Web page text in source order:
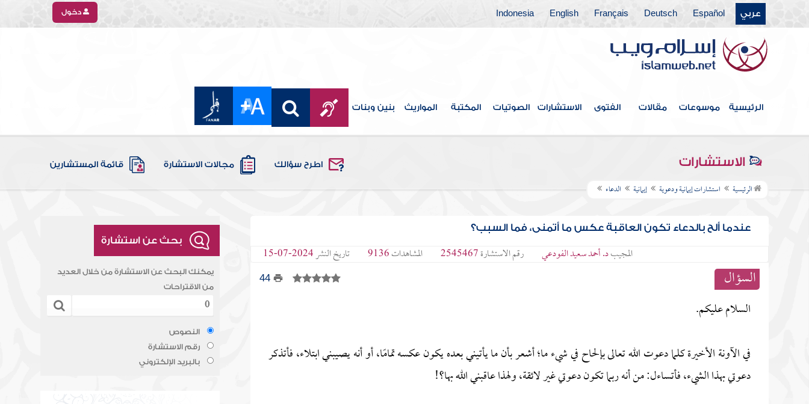
عربي Español
Deutsch
Français
English
Indonesia دخول
الرئيسية موسوعات مقالات الفتوى الاستشارات الصوتيات المكتبة المواريث بنين وبنات
الاستشارات اطرح سؤالك مجالات الاستشارة قائمة المستشارين
الرئيسية استشارات إيمانية ودعوية إيمانية الدعاء
عندما ألح بالدعاء تكون العاقبة عكس ما أتمنى، فما السبب؟
المجيبد. أحمد سعيد الفودعي رقم الاستشارة2545467 المشاهدات9136 تاريخ النشر2024-07-15
السؤال 44
السلام عليكم.
في الآونة الأخيرة كلما دعوت الله تعالى بإلحاح في شيء ما؛ أشعر بأن ما يأتيني بعده يكون عكسه تمامًا، أو أنه يصيبني ابتلاء، فأتذكر
دعوتي بهذا الشيء، فأتساءل: من أنه ربما تكون دعوتي غير لائقة، ولهذا عاقبني الله بها؟!
بحث عن استشارة
يمكنك البحث عن الاستشارة من خلال العديد
من الاقتراحات
النصوص
رقم الاستشارة
بالبريد الإلكتروني